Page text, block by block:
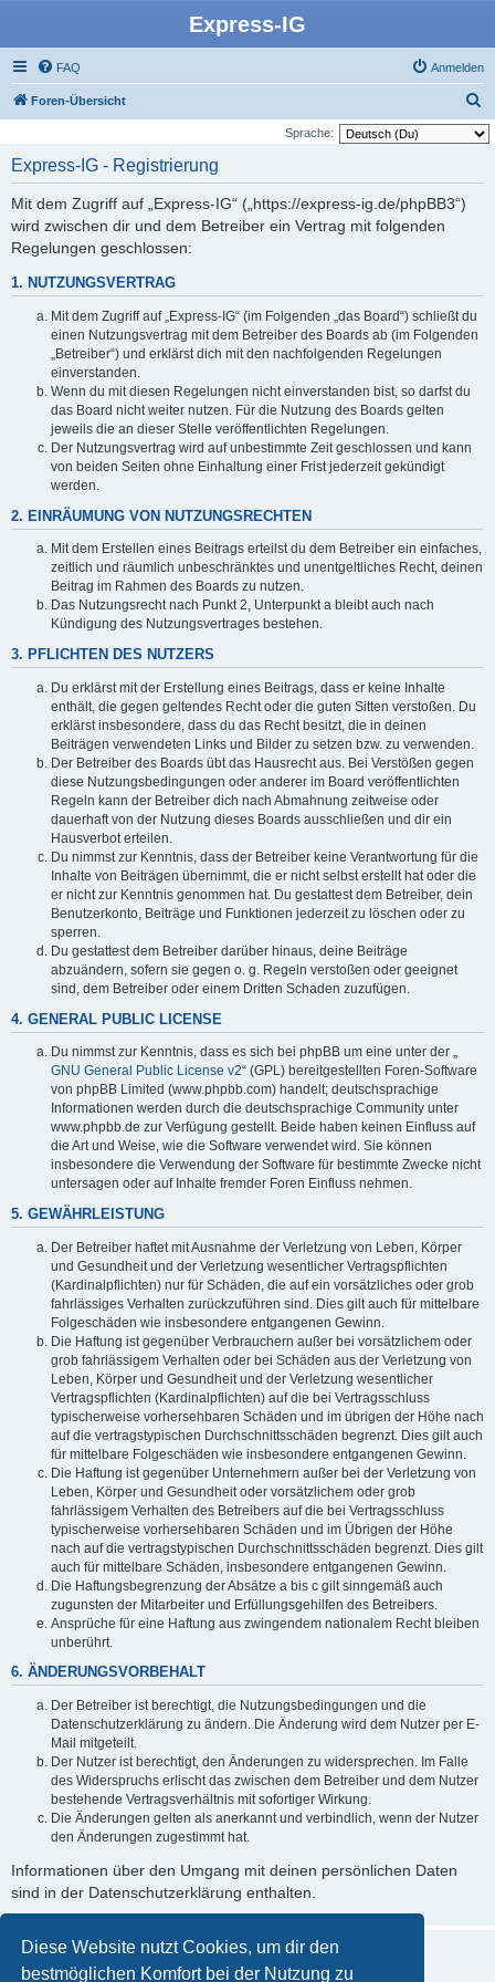
Diese Website nutzt Cookies, um dir den
bestmöglichen Komfort bei der Nutzung zu
Express-IG
FAQ Anmelden
Foren-Übersicht
u
Sprache:
Express-IG - Registrierung
Mit dem Zugriff auf „Express-IG“ („https://express-ig.de/phpBB3“)
wird zwischen dir und dem Betreiber ein Vertrag mit folgenden
Regelungen geschlossen:
1. NUTZUNGSVERTRAG
Mit dem Zugriff auf „Express-IG“ (im Folgenden „das Board“) schließt du
einen Nutzungsvertrag mit dem Betreiber des Boards ab (im Folgenden
„Betreiber“) und erklärst dich mit den nachfolgenden Regelungen
einverstanden.
Wenn du mit diesen Regelungen nicht einverstanden bist, so darfst du
das Board nicht weiter nutzen. Für die Nutzung des Boards gelten
jeweils die an dieser Stelle veröffentlichten Regelungen.
Der Nutzungsvertrag wird auf unbestimmte Zeit geschlossen und kann
von beiden Seiten ohne Einhaltung einer Frist jederzeit gekündigt
werden.
2. EINRÄUMUNG VON NUTZUNGSRECHTEN
Mit dem Erstellen eines Beitrags erteilst du dem Betreiber ein einfaches,
zeitlich und räumlich unbeschränktes und unentgeltliches Recht, deinen
Beitrag im Rahmen des Boards zu nutzen.
Das Nutzungsrecht nach Punkt 2, Unterpunkt a bleibt auch nach
Kündigung des Nutzungsvertrages bestehen.
3. PFLICHTEN DES NUTZERS
Du erklärst mit der Erstellung eines Beitrags, dass er keine Inhalte
enthält, die gegen geltendes Recht oder die guten Sitten verstoßen. Du
erklärst insbesondere, dass du das Recht besitzt, die in deinen
Beiträgen verwendeten Links und Bilder zu setzen bzw. zu verwenden.
Der Betreiber des Boards übt das Hausrecht aus. Bei Verstößen gegen
diese Nutzungsbedingungen oder anderer im Board veröffentlichten
Regeln kann der Betreiber dich nach Abmahnung zeitweise oder
dauerhaft von der Nutzung dieses Boards ausschließen und dir ein
Hausverbot erteilen.
Du nimmst zur Kenntnis, dass der Betreiber keine Verantwortung für die
Inhalte von Beiträgen übernimmt, die er nicht selbst erstellt hat oder die
er nicht zur Kenntnis genommen hat. Du gestattest dem Betreiber, dein
Benutzerkonto, Beiträge und Funktionen jederzeit zu löschen oder zu
sperren.
Du gestattest dem Betreiber darüber hinaus, deine Beiträge
abzuändern, sofern sie gegen o. g. Regeln verstoßen oder geeignet
sind, dem Betreiber oder einem Dritten Schaden zuzufügen.
4. GENERAL PUBLIC LICENSE
Du nimmst zur Kenntnis, dass es sich bei phpBB um eine unter der „
GNU General Public License v2“ (GPL) bereitgestellten Foren-Software
von phpBB Limited (www.phpbb.com) handelt; deutschsprachige
Informationen werden durch die deutschsprachige Community unter
www.phpbb.de zur Verfügung gestellt. Beide haben keinen Einfluss auf
die Art und Weise, wie die Software verwendet wird. Sie können
insbesondere die Verwendung der Software für bestimmte Zwecke nicht
untersagen oder auf Inhalte fremder Foren Einfluss nehmen.
5. GEWÄHRLEISTUNG
Der Betreiber haftet mit Ausnahme der Verletzung von Leben, Körper
und Gesundheit und der Verletzung wesentlicher Vertragspflichten
(Kardinalpflichten) nur für Schäden, die auf ein vorsätzliches oder grob
fahrlässiges Verhalten zurückzuführen sind. Dies gilt auch für mittelbare
Folgeschäden wie insbesondere entgangenen Gewinn.
Die Haftung ist gegenüber Verbrauchern außer bei vorsätzlichem oder
grob fahrlässigem Verhalten oder bei Schäden aus der Verletzung von
Leben, Körper und Gesundheit und der Verletzung wesentlicher
Vertragspflichten (Kardinalpflichten) auf die bei Vertragsschluss
typischerweise vorhersehbaren Schäden und im übrigen der Höhe nach
auf die vertragstypischen Durchschnittsschäden begrenzt. Dies gilt auch
für mittelbare Folgeschäden wie insbesondere entgangenen Gewinn.
Die Haftung ist gegenüber Unternehmern außer bei der Verletzung von
Leben, Körper und Gesundheit oder vorsätzlichem oder grob
fahrlässigem Verhalten des Betreibers auf die bei Vertragsschluss
typischerweise vorhersehbaren Schäden und im Übrigen der Höhe
nach auf die vertragstypischen Durchschnittsschäden begrenzt. Dies gilt
auch für mittelbare Schäden, insbesondere entgangenen Gewinn.
Die Haftungsbegrenzung der Absätze a bis c gilt sinngemäß auch
zugunsten der Mitarbeiter und Erfüllungsgehilfen des Betreibers.
Ansprüche für eine Haftung aus zwingendem nationalem Recht bleiben
unberührt.
6. ÄNDERUNGSVORBEHALT
Der Betreiber ist berechtigt, die Nutzungsbedingungen und die
Datenschutzerklärung zu ändern. Die Änderung wird dem Nutzer per E-
Mail mitgeteilt.
Der Nutzer ist berechtigt, den Änderungen zu widersprechen. Im Falle
des Widerspruchs erlischt das zwischen dem Betreiber und dem Nutzer
bestehende Vertragsverhältnis mit sofortiger Wirkung.
Die Änderungen gelten als anerkannt und verbindlich, wenn der Nutzer
den Änderungen zugestimmt hat.
Informationen über den Umgang mit deinen persönlichen Daten
sind in der Datenschutzerklärung enthalten.